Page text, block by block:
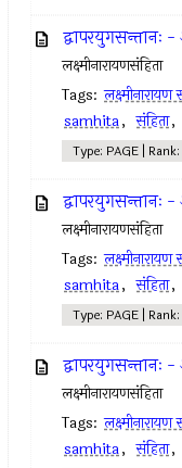
द्वापरयुगसन्तानः
लक्ष्मीनारायणसंहिता
Tags: लक्ष्मीनारायण
samhita, संहिता,
Type: PAGE |
द्वापरयुगसन्तानः
लक्ष्मीनारायणसंहिता
Tags: लक्ष्मीनारायण
samhita, संहिता,
Type: PAGE |
द्वापरयुगसन्तानः
लक्ष्मीनारायणसंहिता
Tags: लक्ष्मीनारायण
samhita, संहिता,